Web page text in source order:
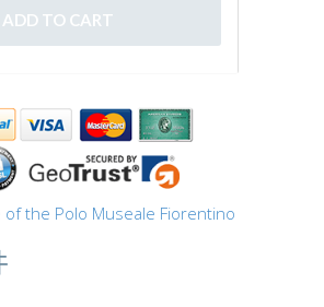
the Polo Museale Fiorentino